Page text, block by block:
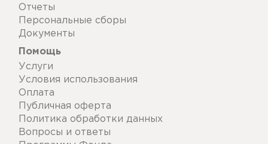
Отчеты
Персональные сборы
Документы
Помощь
Услуги
Условия использования
Оплата
Публичная оферта
Политика обработки данных
Вопросы и ответы